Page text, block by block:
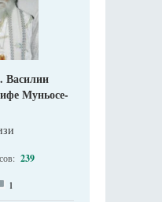
Василии
Муньосе-
239
1